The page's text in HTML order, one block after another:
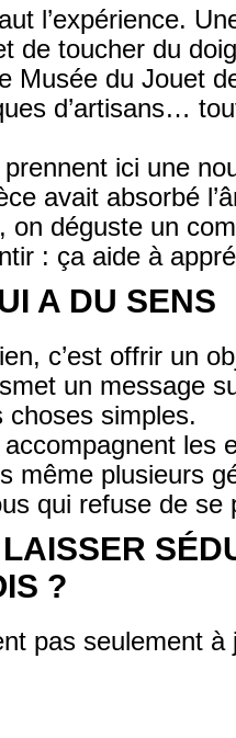
l’expérience.
de toucher du
Musée du Jouet
d’artisans…
prennent ici une
avait absorbé
on déguste un
: ça aide à
A DU SENS
c’est offrir un
un message
choses simples.
accompagnent les
même plusieurs
qui refuse de se
?
pas seulement à